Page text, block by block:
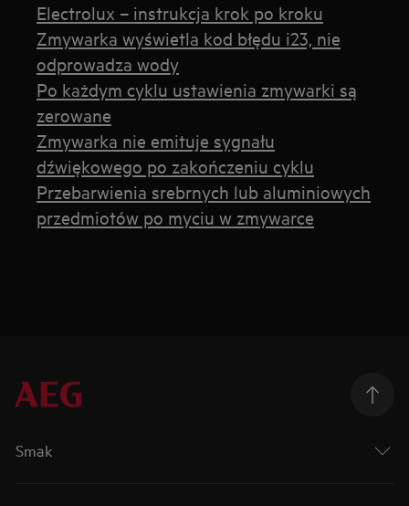
Electrolux – instrukcja krok po kroku
Zmywarka wyświetla kod błędu i23, nie
odprowadza wody
Po każdym cyklu ustawienia zmywarki są
zerowane
Zmywarka nie emituje sygnału
dźwiękowego po zakończeniu cyklu
Przebarwienia srebrnych lub aluminiowych
przedmiotów po myciu w zmywarce
Smak